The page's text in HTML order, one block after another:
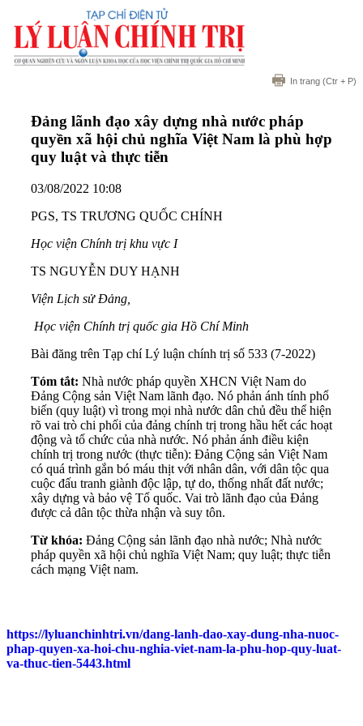
In trang (Ctr + P)
Đảng lãnh đạo xây dựng nhà nước pháp
quyền xã hội chủ nghĩa Việt Nam là phù hợp
quy luật và thực tiễn
03/08/2022 10:08
PGS, TS TRƯƠNG QUỐC CHÍNH
Học viện Chính trị khu vực I
TS NGUYỄN DUY HẠNH
Viện Lịch sử Đảng,
Học viện Chính trị quốc gia Hồ Chí Minh
Bài đăng trên Tạp chí Lý luận chính trị số 533 (7-2022)
Tóm tắt: Nhà nước pháp quyền XHCN Việt Nam do
Đảng Cộng sản Việt Nam lãnh đạo. Nó phản ánh tính phổ
biến (quy luật) vì trong mọi nhà nước dân chủ đều thể hiện
rõ vai trò chi phối của đảng chính trị trong hầu hết các hoạt
động và tổ chức của nhà nước. Nó phản ánh điều kiện
chính trị trong nước (thực tiễn): Đảng Cộng sản Việt Nam
có quá trình gắn bó máu thịt với nhân dân, với dân tộc qua
cuộc đấu tranh giành độc lập, tự do, thống nhất đất nước;
xây dựng và bảo vệ Tổ quốc. Vai trò lãnh đạo của Đảng
được cả dân tộc thừa nhận và suy tôn.
Từ khóa: Đảng Cộng sản lãnh đạo nhà nước; Nhà nước
pháp quyền xã hội chủ nghĩa Việt Nam; quy luật; thực tiễn
cách mạng Việt nam.
https://lyluanchinhtri.vn/dang-lanh-dao-xay-dung-nha-nuoc-
phap-quyen-xa-hoi-chu-nghia-viet-nam-la-phu-hop-quy-luat-
va-thuc-tien-5443.html